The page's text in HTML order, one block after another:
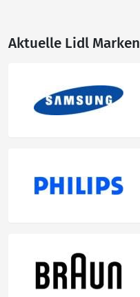
Aktuelle Lidl Marken